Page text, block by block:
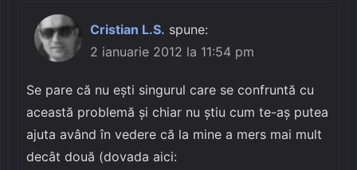
Cristian L.S. spune:
2 ianuarie 2012 la 11:54 pm
Se pare că nu ești singurul care se confruntă cu
această problemă și chiar nu știu cum te-aș putea
ajuta având în vedere că la mine a mers mai mult
decât două (dovada aici: